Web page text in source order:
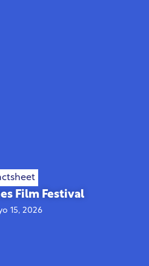
Film Festival
15, 2026